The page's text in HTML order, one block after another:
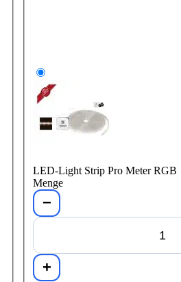
LED-Light Strip Pro Meter RGB
Menge
−
+